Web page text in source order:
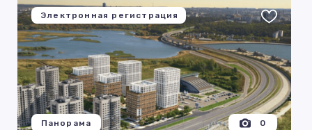
Электронная регистрация
0
Панорама